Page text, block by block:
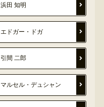
浜田 知明
エドガー・ドガ
引間 二郎
マルセル・デュシャン